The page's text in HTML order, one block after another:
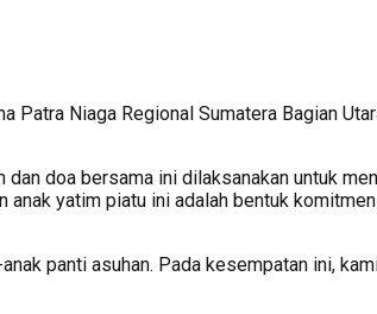
Niaga Regional Sumatera Bagian
doa bersama ini dilaksanakan untuk
anak yatim piatu ini adalah bentuk
panti asuhan. Pada kesempatan ini,